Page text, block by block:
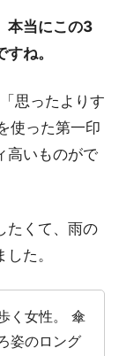
本当にこの3
ね。
思ったよりす
使った第一印
高いものがで
たくて、雨の
た。
く女性。 傘
姿のロング